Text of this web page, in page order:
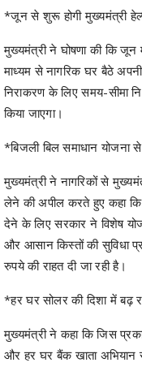
*जून से शुरू होगी मुख्यमंत्री
मुख्यमंत्री ने घोषणा की कि
माध्यम से नागरिक घर बैठे
निराकरण के लिए समय-सीमा
किया जाएगा।
*बिजली बिल समाधान योजना से
मुख्यमंत्री ने नागरिकों से
लेने की अपील करते हुए कहा कि
देने के लिए सरकार ने विशेष
और आसान किस्तों की सुविधा
रुपये की राहत दी जा रही है।
*हर घर सोलर की दिशा में बढ़
मुख्यमंत्री ने कहा कि जिस
और हर घर बैंक खाता